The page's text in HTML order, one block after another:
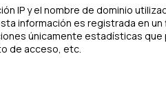
y el nombre de dominio
información es registrada en
únicamente estadísticas
de acceso, etc.